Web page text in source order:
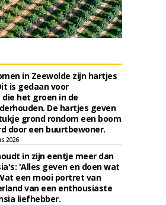
in Zeewolde zijn hartjes
is gedaan voor
het groen in de
De hartjes geven
grond rondom een boom
door een buurtbewoner.
2026
in zijn eentje meer dan
'Alles geven en doen wat
een mooi portret van
van een enthousiaste
liefhebber.